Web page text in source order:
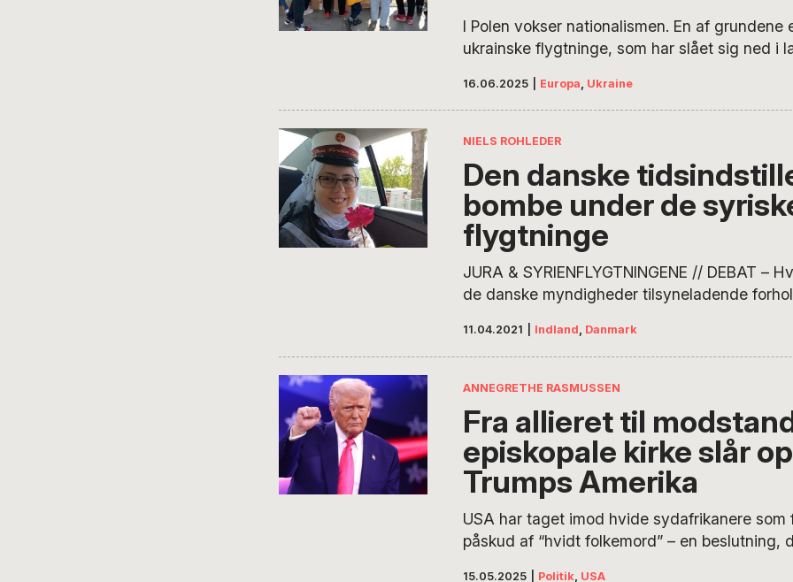
I Polen vokser nationalismen. En af grundene
ukrainske flygtninge, som har slået sig ned i
16.06.2025 Europa Ukraine
NIELS ROHLEDER
Den danske
bombe under de
flygtninge
JURA & SYRIENFLYGTNINGENE // DEBAT –
de danske myndigheder tilsyneladende
syriske flygtninge nu mister opholdstilladelsen
Danmark? Svaret er, at den danske regering
anden vurdering af situationen i Syrien, men at
11.04.2021 Indland, Danmark
ANNEGRETHE RASMUSSEN
Fra allieret til
episkopale kirke slår
Trumps Amerika
USA har taget imod hvide sydafrikanere
påskud af “hvidt folkemord” – en beslutning,
15.05.2025 Politik, USA